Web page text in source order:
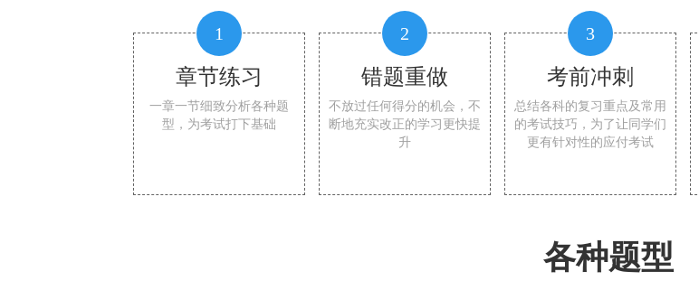
1
章节练习
一章一节细致分析各种题
型，为考试打下基础
2
错题重做
不放过任何得分的机会，不
断地充实改正的学习更快提
升
3
考前冲刺
总结各科的复习重点及常用
的考试技巧，为了让同学们
更有针对性的应付考试
各种题型